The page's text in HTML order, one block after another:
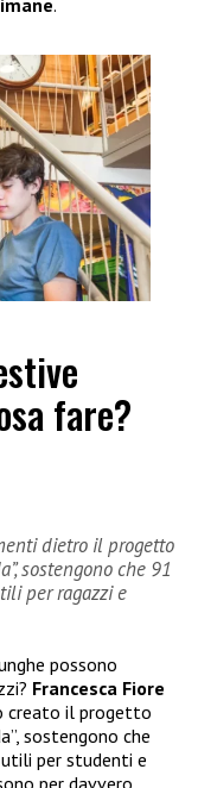
.
fare?
dietro il progetto
sostengono che 91
per ragazzi e
possono
Francesca Fiore
creato il progetto
sostengono che
utili per studenti e
per davvero